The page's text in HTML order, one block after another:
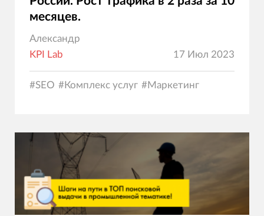
месяцев.
Александр
KPI Lab
17 Июл 2023
#SEO #Комплекс услуг #Маркетинг